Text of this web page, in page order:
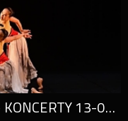
CZTERY STRONY FOLKLORU - KONCERTY 13-08-2026